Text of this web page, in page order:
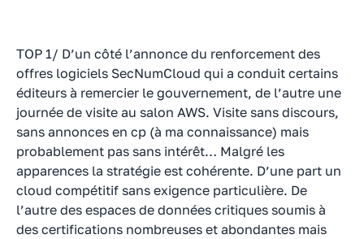
TOP 1/ D’un côté l’annonce du renforcement des
offres logiciels SecNumCloud qui a conduit certains
éditeurs à remercier le gouvernement, de l’autre une
journée de visite au salon AWS. Visite sans discours,
sans annonces en cp (à ma connaissance) mais
probablement pas sans intérêt… Malgré les
apparences la stratégie est cohérente. D’une part un
cloud compétitif sans exigence particulière. De
l’autre des espaces de données critiques soumis à
des certifications nombreuses et abondantes mais